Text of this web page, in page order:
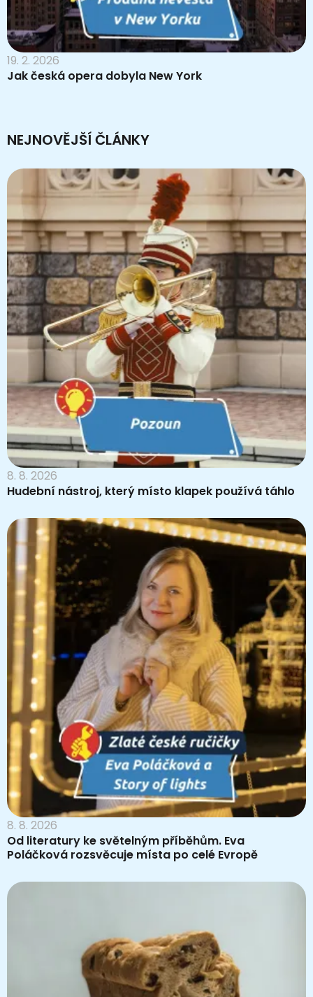
19. 2. 2026
Jak česká opera dobyla New York
NEJNOVĚJŠÍ ČLÁNKY
8. 8. 2026
Hudební nástroj, který místo klapek používá táhlo
8. 8. 2026
Od literatury ke světelným příběhům. Eva
Poláčková rozsvěcuje místa po celé Evropě